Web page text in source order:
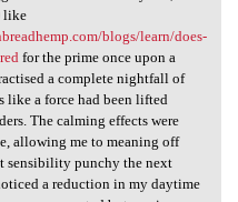
like
blogs/learn/does-
for the prime once upon a
a complete nightfall of
like a force had been lifted
The calming effects were
allowing me to meaning off
punchy the next
a reduction in my daytime